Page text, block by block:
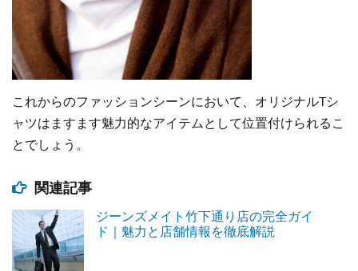
これからのファッションシーンにおいて、オリジナルTシ
ャツはますます魅力的なアイテムとして位置付けられるこ
とでしょう。
関連記事
ジーンズメイト竹下通り店の完全ガイ
ド｜魅力と店舗情報を徹底解説